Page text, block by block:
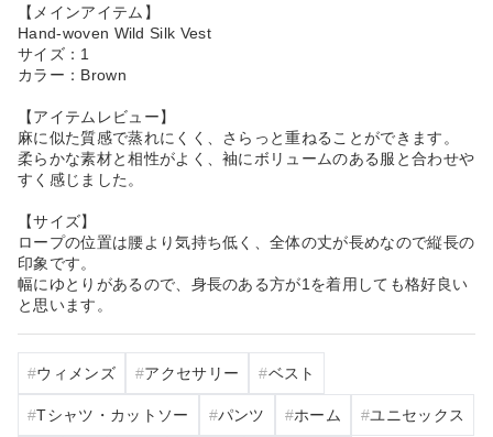
【メインアイテム】
Hand-woven Wild Silk Vest
サイズ：1
カラー：Brown
【アイテムレビュー】
麻に似た質感で蒸れにくく、さらっと重ねることができます。
柔らかな素材と相性がよく、袖にボリュームのある服と合わせや
すく感じました。
【サイズ】
ロープの位置は腰より気持ち低く、全体の丈が長めなので縦長の
印象です。
幅にゆとりがあるので、身長のある方が1を着用しても格好良い
と思います。
ウィメンズ アクセサリー ベスト
Tシャツ・カットソー パンツ ホーム ユニセックス